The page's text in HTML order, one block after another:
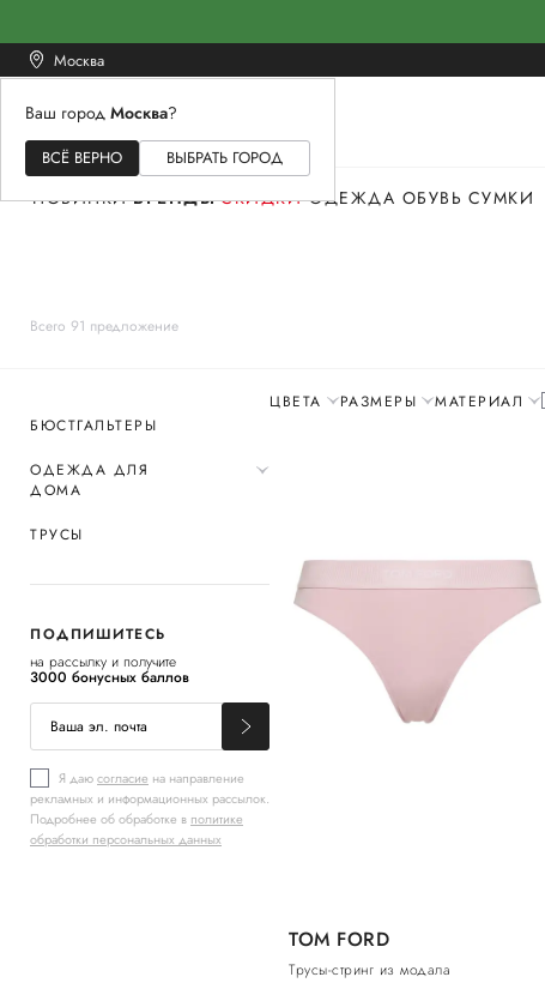
Москва
Ваш город Москва?
ВСЁ ВЕРНО ВЫБРАТЬ ГОРОД
ЖЕНСКОЕМУЖСКОЕ
НОВИНКИ БРЕНДЫ СКИДКИ ОДЕЖДА ОБУВЬ СУМКИ
Всего 91 предложение
БЮСТГАЛЬТЕРЫ
ОДЕЖДА ДЛЯ
ДОМА
ТРУСЫ
ПОДПИШИТЕСЬ
на рассылку и получите
3000 бонусных баллов
Я даюсогласие на направление
рекламных и информационных рассылок.
Подробнее об обработке в политике
обработки персональных данных
ЦВЕТА РАЗМЕРЫ МАТЕРИАЛ
TOM FORD
Трусы-стринг из модала